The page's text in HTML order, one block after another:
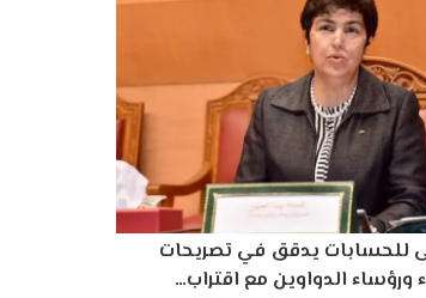
للحسابات يدقق في تصريحات
ورؤساء الدواوين مع اقتراب…